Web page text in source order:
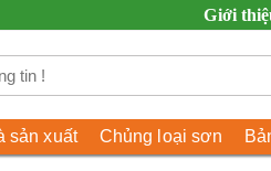
Giới
sản xuất Chủng loại sơn